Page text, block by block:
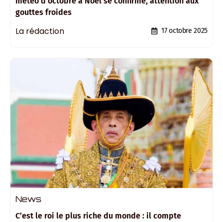
gouttes froides
La rédaction 17 octobre 2025
News
C’est le roi le plus riche du monde : il compte